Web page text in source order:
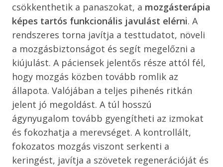
csökkenthetik a panaszokat, a mozgásterápia
képes tartós funkcionális javulást elérni. A
rendszeres torna javítja a testtudatot, növeli
a mozgásbiztonságot és segít megelőzni a
kiújulást. A páciensek jelentős része attól fél,
hogy mozgás közben tovább romlik az
állapota. Valójában a teljes pihenés ritkán
jelent jó megoldást. A túl hosszú
ágynyugalom tovább gyengítheti az izmokat
és fokozhatja a merevséget. A kontrollált,
fokozatos mozgás viszont serkenti a
keringést, javítja a szövetek regenerációját és